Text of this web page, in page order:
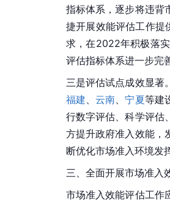
指标体系，逐步将违背
捷开展效能评估工作提
求，在2022年积极落
评估指标体系进一步完
三是评估试点成效显著
福建、云南、宁夏等建
行数字评估、科学评估
方提升政府准入效能，
断优化市场准入环境发
三、全面开展市场准入
市场准入效能评估工作